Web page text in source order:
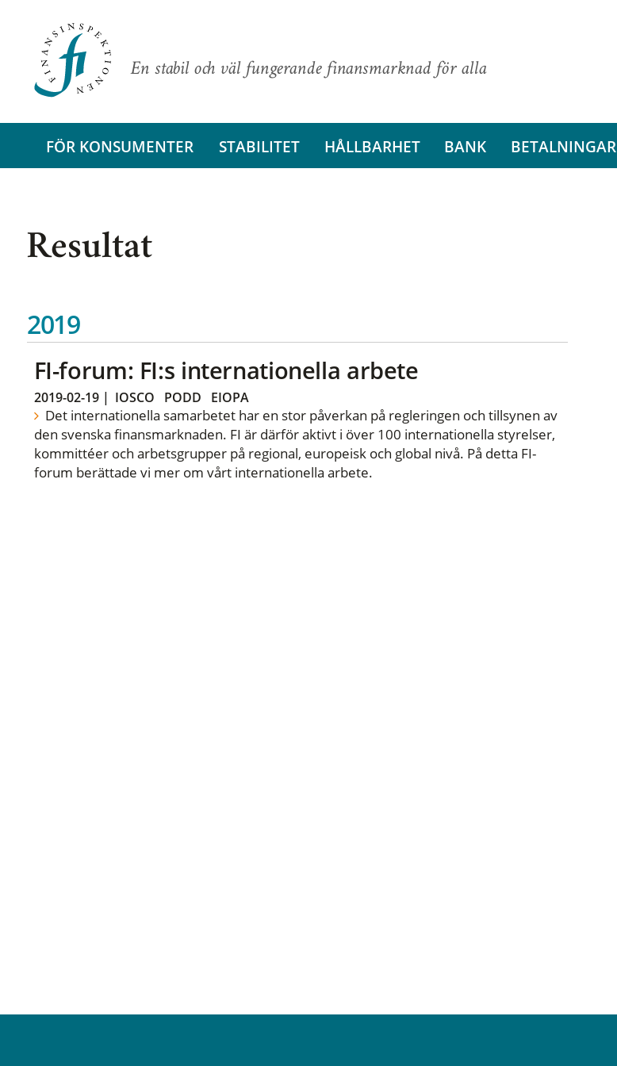
En stabil och väl fungerande finansmarknad för alla
FÖR KONSUMENTER STABILITET HÅLLBARHET BANK BETALNINGAR
Resultat
2019
FI-forum: FI:s internationella arbete
2019-02-19| IOSCO PODD EIOPA
Det internationella samarbetet har en stor påverkan på regleringen och tillsynen av
den svenska finansmarknaden. FI är därför aktivt i över 100 internationella styrelser,
kommittéer och arbetsgrupper på regional, europeisk och global nivå. På detta FI-
forum berättade vi mer om vårt internationella arbete.